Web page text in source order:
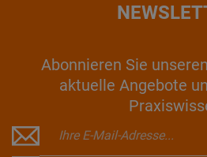
Abonnieren Sie
aktuelle Angebote